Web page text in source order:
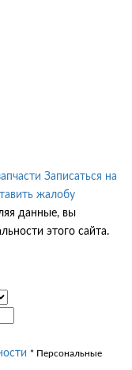
Записаться на
жалобу
данные, вы
этого сайта.
* Персональные